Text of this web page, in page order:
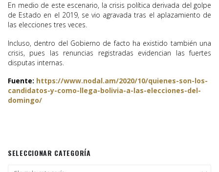
En medio de este escenario, la crisis política derivada del golpe
de Estado en el 2019, se vio agravada tras el aplazamiento de
las elecciones tres veces.
Incluso, dentro del Gobierno de facto ha existido también una
crisis, pues las renuncias registradas evidencian las fuertes
disputas internas.
Fuente: https://www.nodal.am/2020/10/quienes-son-los-
candidatos-y-como-llega-bolivia-a-las-elecciones-del-
domingo/
SELECCIONAR CATEGORÍA
Seleccionar